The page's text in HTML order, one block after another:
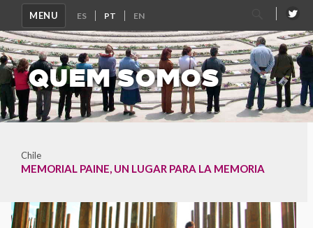
MENU
Pesquisar
por:
QUEM SOMOS
Chile
MEMORIAL PAINE, UN LUGAR PARA LA MEMORIA